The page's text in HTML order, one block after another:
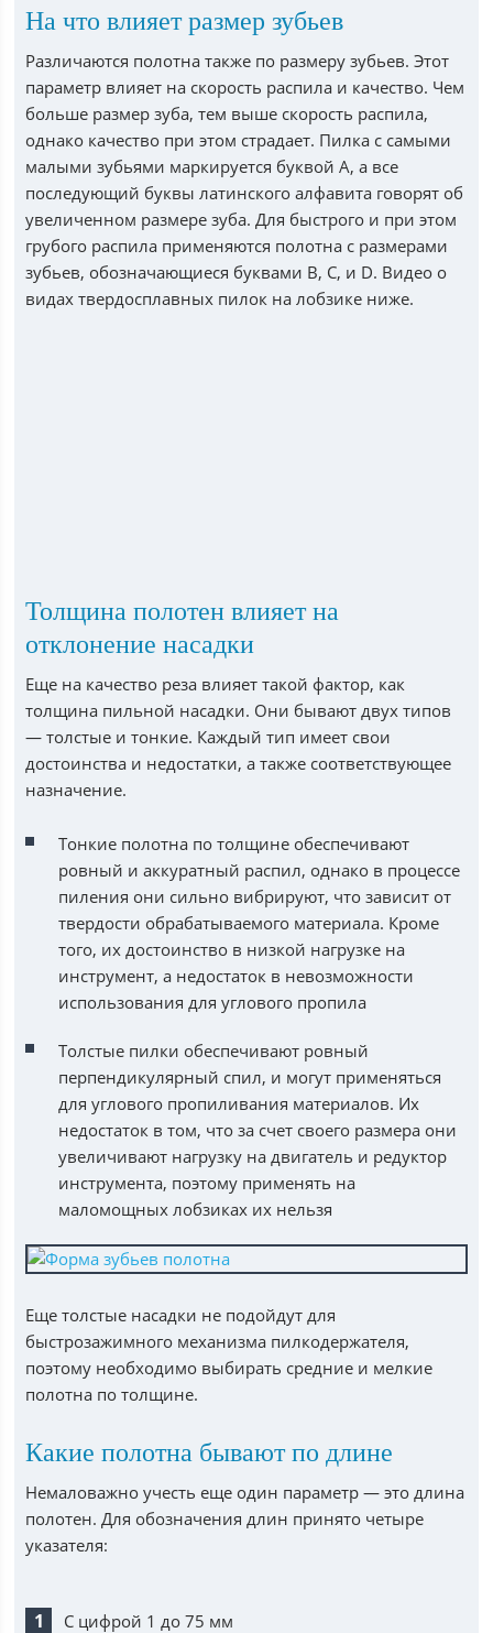
На что влияет размер зубьев
Различаются полотна также по размеру зубьев. Этот
параметр влияет на скорость распила и качество. Чем
больше размер зуба, тем выше скорость распила,
однако качество при этом страдает. Пилка с самыми
малыми зубьями маркируется буквой А, а все
последующий буквы латинского алфавита говорят об
увеличенном размере зуба. Для быстрого и при этом
грубого распила применяются полотна с размерами
зубьев, обозначающиеся буквами B, C, и D. Видео о
видах твердосплавных пилок на лобзике ниже.
Толщина полотен влияет на
отклонение насадки
Еще на качество реза влияет такой фактор, как
толщина пильной насадки. Они бывают двух типов
— толстые и тонкие. Каждый тип имеет свои
достоинства и недостатки, а также соответствующее
назначение.
Тонкие полотна по толщине обеспечивают
ровный и аккуратный распил, однако в процессе
пиления они сильно вибрируют, что зависит от
твердости обрабатываемого материала. Кроме
того, их достоинство в низкой нагрузке на
инструмент, а недостаток в невозможности
использования для углового пропила
Толстые пилки обеспечивают ровный
перпендикулярный спил, и могут применяться
для углового пропиливания материалов. Их
недостаток в том, что за счет своего размера они
увеличивают нагрузку на двигатель и редуктор
инструмента, поэтому применять на
маломощных лобзиках их нельзя
Еще толстые насадки не подойдут для
быстрозажимного механизма пилкодержателя,
поэтому необходимо выбирать средние и мелкие
полотна по толщине.
Какие полотна бывают по длине
Немаловажно учесть еще один параметр — это длина
полотен. Для обозначения длин принято четыре
указателя:
С цифрой 1 до 75 мм